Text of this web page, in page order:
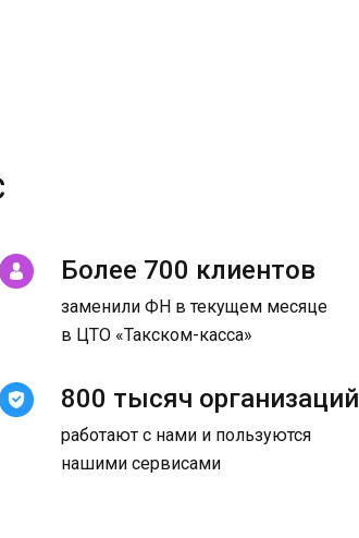
Более 700 клиентов
заменили ФН в текущем месяце
в ЦТО «Такском-касса»
800 тысяч организаций
работают с нами и пользуются
нашими сервисами